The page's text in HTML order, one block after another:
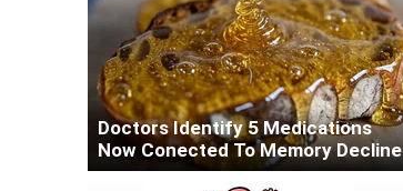
Doctors Identify 5 Medications
Now Conected To Memory Decline